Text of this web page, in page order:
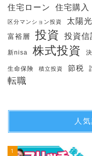
住宅ローン 住宅購入
区分マンション投資 太陽
富裕層 投資 投資信
新nisa 株式投資
生命保険 積立投資 節税
転職
人
1